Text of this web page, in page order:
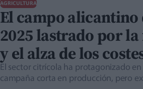
AGRICULTURA
El campo alicantino
2025 lastrado por la
y el alza de los
El sector citrícola ha protagonizado
campaña corta en producción, pero